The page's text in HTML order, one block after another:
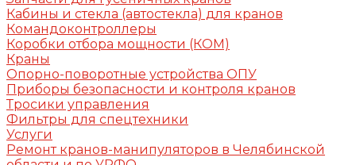
Кабины и стекла (автостекла) для кранов
Командоконтроллеры
Коробки отбора мощности (КОМ)
Краны
Опорно-поворотные устройства ОПУ
Приборы безопасности и контроля кранов
Тросики управления
Фильтры для спецтехники
Услуги
Ремонт кранов-манипуляторов в Челябинской